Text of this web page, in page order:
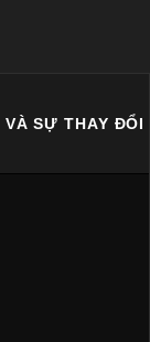
VÀ SỰ THAY ĐỔI